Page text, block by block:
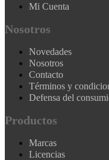
Mi Cuenta
Nosotros
Novedades
Nosotros
Contacto
Términos y
Defensa del
Productos
Marcas
Licencias